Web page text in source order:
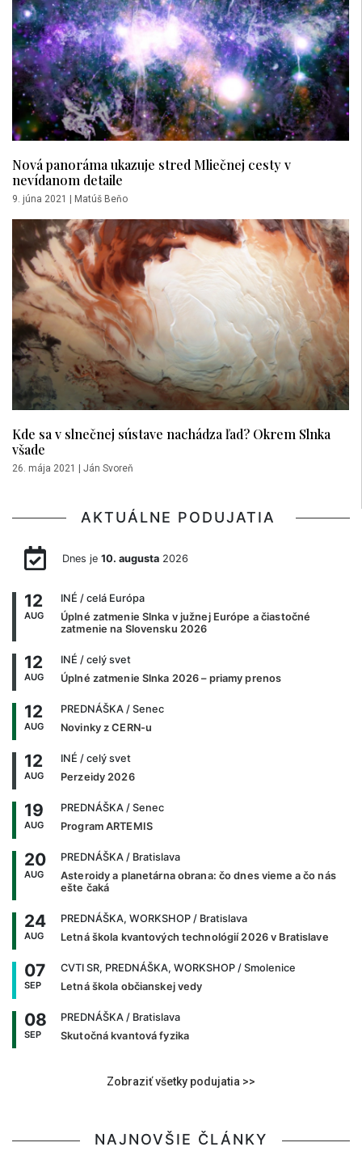
Nová panoráma ukazuje stred Mliečnej cesty v
nevídanom detaile
9. júna 2021 | Matúš Beňo
Kde sa v slnečnej sústave nachádza ľad? Okrem Slnka
všade
26. mája 2021 | Ján Svoreň
AKTUÁLNE PODUJATIA
Dnes je 10. augusta2026
12
AUG
INÉ / celá Európa
Úplné zatmenie Slnka v južnej Európe a čiastočné
zatmenie na Slovensku 2026
12
AUG
INÉ / celý svet
Úplné zatmenie Slnka 2026 – priamy prenos
12
AUG
PREDNÁŠKA / Senec
Novinky z CERN-u
12
AUG
INÉ / celý svet
Perzeidy 2026
19
AUG
PREDNÁŠKA / Senec
Program ARTEMIS
20
AUG
PREDNÁŠKA / Bratislava
Asteroidy a planetárna obrana: čo dnes vieme a čo nás
ešte čaká
24
AUG
PREDNÁŠKA, WORKSHOP / Bratislava
Letná škola kvantových technológií 2026 v Bratislave
07
SEP
CVTI SR, PREDNÁŠKA, WORKSHOP / Smolenice
Letná škola občianskej vedy
08
SEP
PREDNÁŠKA / Bratislava
Skutočná kvantová fyzika
Zobraziť všetky podujatia >>
NAJNOVŠIE ČLÁNKY